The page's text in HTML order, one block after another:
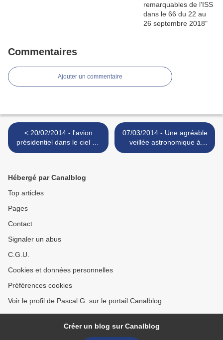
Commentaires
Ajouter un commentaire
< 20/02/2014 - l'avion
présidentiel dans le ciel de
Perpignan
07/03/2014 - Une agréable
veillée astronomique à
Tautavel >
Hébergé par Canalblog
Top articles
Pages
Contact
Signaler un abus
C.G.U.
Cookies et données personnelles
Préférences cookies
Voir le profil de Pascal G. sur le portail Canalblog
Créer un blog sur Canalblog